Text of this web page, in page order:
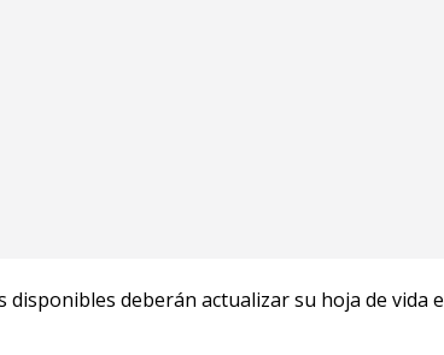
disponibles deberán actualizar su hoja de vida e